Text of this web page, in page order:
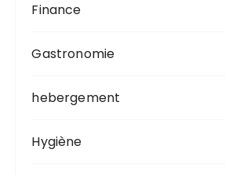
Finance
Gastronomie
hebergement
Hygiène